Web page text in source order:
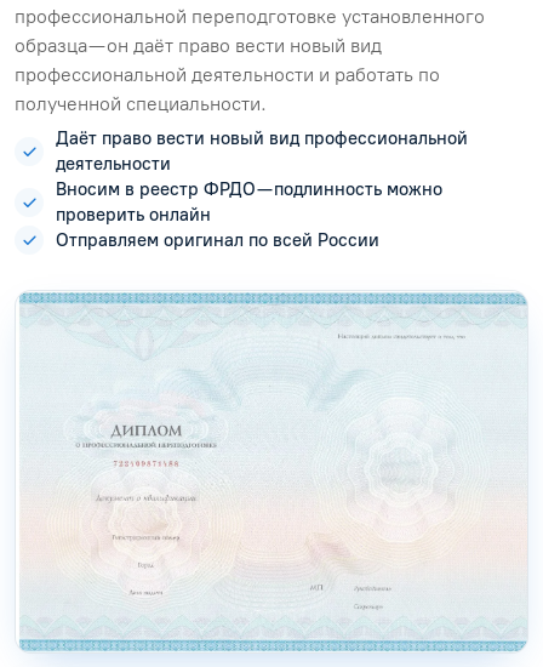
профессиональной переподготовке установленного
образца — он даёт право вести новый вид
профессиональной деятельности и работать по
полученной специальности.
Даёт право вести новый вид профессиональной
деятельности
Вносим в реестр ФРДО — подлинность можно
проверить онлайн
Отправляем оригинал по всей России